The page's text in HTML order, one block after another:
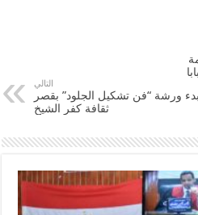
التالي
بدء ورشة “فن تشكيل الجلود” بقصر
ثقافة كفر الشيخ